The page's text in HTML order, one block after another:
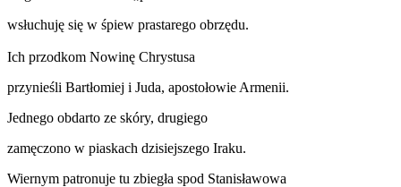
wsłuchuję się w śpiew prastarego obrzędu.
Ich przodkom Nowinę Chrystusa
przynieśli Bartłomiej i Juda, apostołowie Armenii.
Jednego obdarto ze skóry, drugiego
zamęczono w piaskach dzisiejszego Iraku.
Wiernym patronuje tu zbiegła spod Stanisławowa